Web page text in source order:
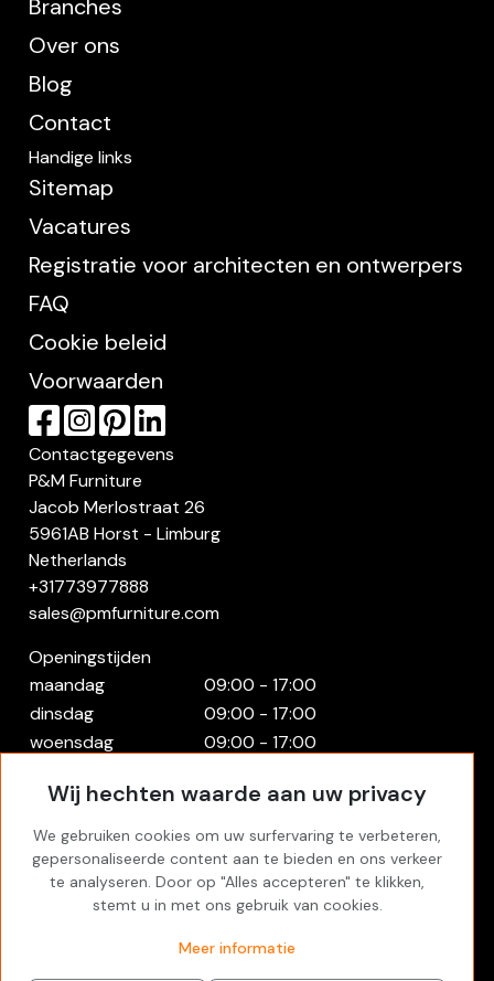
Branches
Over ons
Blog
Contact
Handige links
Sitemap
Vacatures
Registratie voor architecten en ontwerpers
FAQ
Cookie beleid
Voorwaarden
Contactgegevens
P&M Furniture
Jacob Merlostraat 26
5961AB Horst - Limburg
Netherlands
+31773977888
sales@pmfurniture.com
Openingstijden
maandag
09:00 - 17:00
dinsdag
09:00 - 17:00
woensdag
09:00 - 17:00
vrijdag
09:00 - 17:00
zaterdag
Gesloten
zondag
Gesloten
Rekening
Inloggen
Wij hechten waarde aan uw privacy
We gebruiken cookies om uw surfervaring te verbeteren,
gepersonaliseerde content aan te bieden en ons verkeer
te analyseren. Door op "Alles accepteren" te klikken,
stemt u in met ons gebruik van cookies.
Meer informatie